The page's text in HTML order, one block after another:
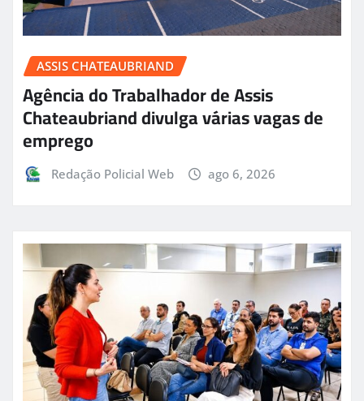
ASSIS CHATEAUBRIAND
Agência do Trabalhador de Assis
Chateaubriand divulga várias vagas de
emprego
Redação Policial Web ago 6, 2026